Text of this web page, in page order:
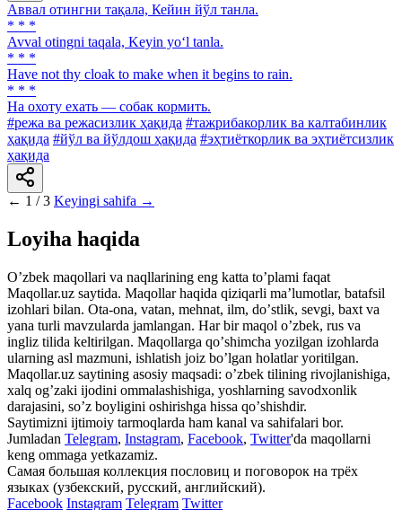
Аввал отингни тақала, Кейин йўл танла.
* * *
Avval otingni taqala, Keyin yo‘l tanla.
* * *
Have not thy cloak to make when it begins to rain.
* * *
Ha охоту ехать — собак кормить.
#режа ва режасизлик ҳақида #тажрибакорлик ва калтабинлик
ҳақида #йўл ва йўлдош ҳақида #эҳтиёткорлик ва эҳтиётсизлик
ҳақида
← 1 / 3 Keyingi sahifa →
Loyiha haqida
Oʼzbek maqollari va naqllarining eng katta toʼplami faqat
Maqollar.uz saytida. Maqollar haqida qiziqarli maʼlumotlar, batafsil
izohlari bilan. Ota-ona, vatan, mehnat, ilm, doʼstlik, sevgi, baxt va
yana turli mavzularda jamlangan. Har bir maqol oʼzbek, rus va
ingliz tilida keltirilgan. Maqollarga qoʼshimcha yozilgan izohlarda
ularning asl mazmuni, ishlatish joiz boʼlgan holatlar yoritilgan.
Maqollar.uz saytining asosiy maqsadi: oʼzbek tilining rivojlanishiga,
xalq ogʼzaki ijodini ommalashishiga, yoshlarning savodxonlik
darajasini, soʼz boyligini oshirishga hissa qoʼshishdir.
Saytimizni ijtimoiy tarmoqlarda ham kanal va sahifalari bor.
Jumladan Telegram, Instagram, Facebook, Twitter'da maqollarni
keng ommaga yetkazamiz.
Самая большая коллекция пословиц и поговорок на трёх
языках (узбекский, русский, английский).
Facebook Instagram Telegram Twitter